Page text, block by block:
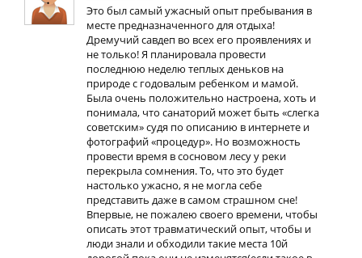
Это был самый ужасный опыт пребывания в
месте предназначенного для отдыха!
Дремучий савдеп во всех его проявлениях и
не только! Я планировала провести
последнюю неделю теплых деньков на
природе с годовалым ребенком и мамой.
Была очень положительно настроена, хоть и
понимала, что санаторий может быть «слегка
советским» судя по описанию в интернете и
фотографий «процедур». Но возможность
провести время в сосновом лесу у реки
перекрыла сомнения. То, что это будет
настолько ужасно, я не могла себе
представить даже в самом страшном сне!
Впервые, не пожалею своего времени, чтобы
описать этот травматический опыт, чтобы и
люди знали и обходили такие места 10й